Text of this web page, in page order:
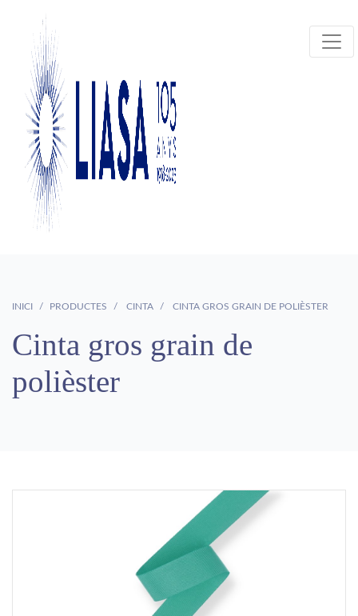
INICI PRODUCTES CINTA CINTA GROS GRAIN DE POLIÈSTER
Cinta gros grain de
polièster